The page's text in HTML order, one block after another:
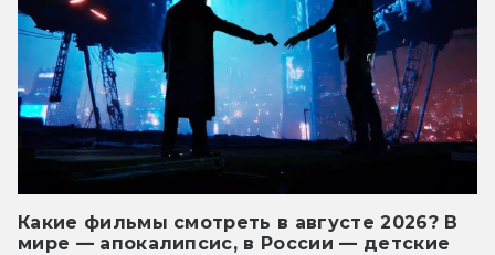
Какие фильмы смотреть в августе 2026? В
мире — апокалипсис, в России — детские